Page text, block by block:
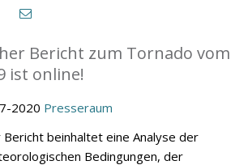
Bericht zum Tornado vom
ist online!
2020 Presseraum
Bericht beinhaltet eine Analyse der
Bedingungen, der